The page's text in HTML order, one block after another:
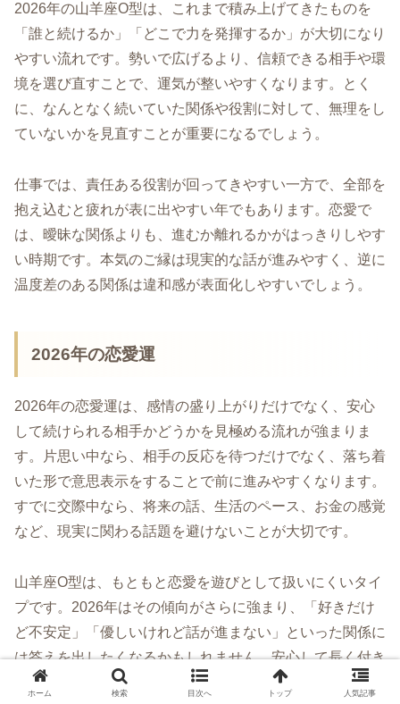
2026年の山羊座O型は、これまで積み上げてきたものを
「誰と続けるか」「どこで力を発揮するか」が大切になり
やすい流れです。勢いで広げるより、信頼できる相手や環
境を選び直すことで、運気が整いやすくなります。とく
に、なんとなく続いていた関係や役割に対して、無理をし
ていないかを見直すことが重要になるでしょう。
仕事では、責任ある役割が回ってきやすい一方で、全部を
抱え込むと疲れが表に出やすい年でもあります。恋愛で
は、曖昧な関係よりも、進むか離れるかがはっきりしやす
い時期です。本気のご縁は現実的な話が進みやすく、逆に
温度差のある関係は違和感が表面化しやすいでしょう。
2026年の恋愛運
2026年の恋愛運は、感情の盛り上がりだけでなく、安心
して続けられる相手かどうかを見極める流れが強まりま
す。片思い中なら、相手の反応を待つだけでなく、落ち着
いた形で意思表示をすることで前に進みやすくなります。
すでに交際中なら、将来の話、生活のペース、お金の感覚
など、現実に関わる話題を避けないことが大切です。
山羊座O型は、もともと恋愛を遊びとして扱いにくいタイ
プです。2026年はその傾向がさらに強まり、「好きだけ
ど不安定」「優しいけれど話が進まない」といった関係に
は答えを出したくなるかもしれません。安心して長く付き
合える関係を選ぶことが、結果的に運の流れにも合いやす
ホーム 検索 目次へ トップ 人気記事